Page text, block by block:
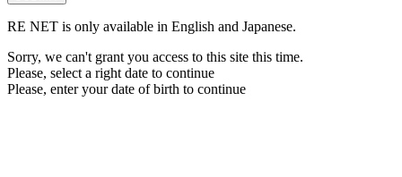
RE NET is only available in English and Japanese.
Sorry, we can't grant you access to this site this time.
Please, select a right date to continue
Please, enter your date of birth to continue